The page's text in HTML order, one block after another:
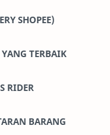
SHOPEE)
TERBAIK
RIDER
BARANG